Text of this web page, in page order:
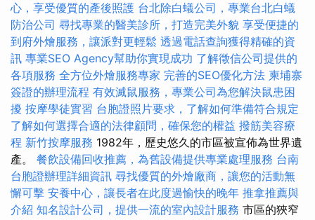
心，享受優質的產後照護 台北除白蟻公司，專業台北白蟻
防治公司 尋找專業的醫美診所，打造完美外貌 享受便捷的
到府外燴服務，讓派對更輕鬆 透過電話查詢獲得精確的資
訊 專業SEO Agency幫助你實現成功 了解徵信公司提供的
各項服務 全方位外燴服務專家 完善的SEO優化方法 柬埔寨
簽證的辦理流程 有效滅鼠服務，專業公司為您解決鼠患困
擾 按摩學徒實習 台胞證照片要求，了解如何準備符合規定
了解如何選擇合適的法律顧問，確保您的權益 撥筋美容療
程 新竹按摩服務 1982年，歷史悠久的市區被宣佈為世界遺
產。 餐飲設備回收推薦，為舊設備提供專業處理服務 台南
台胞證辦理詳細資訊 尋找優質的外燴廠商，讓您的活動無
懈可擊 安養中心，讓長者在此度過愉快的晚年 推拿推薦與
介紹 知名設計公司，提供一流的室內設計服務 市區的狹窄